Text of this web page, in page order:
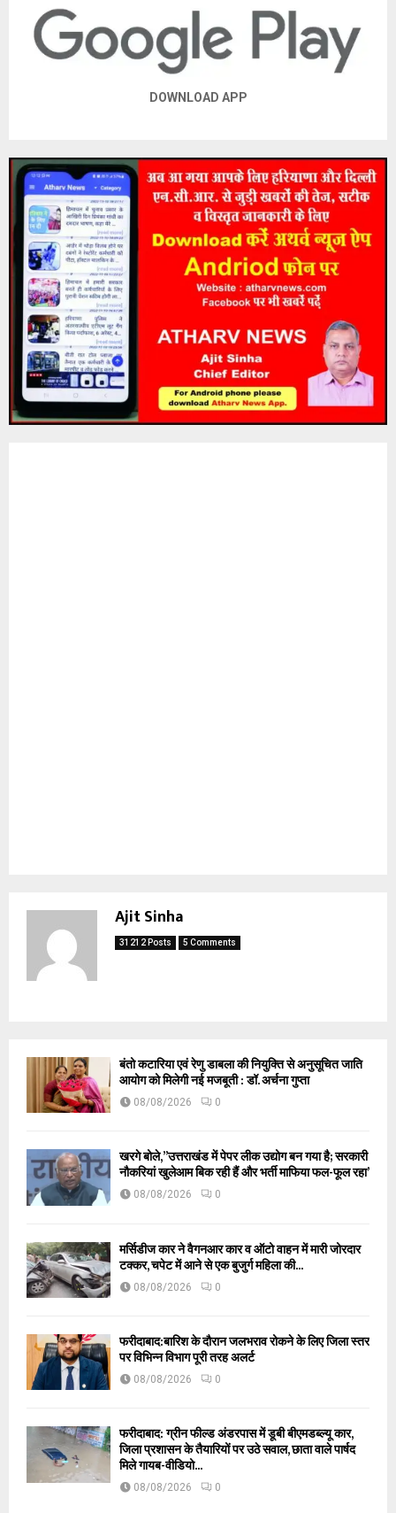
DOWNLOAD APP
Ajit Sinha
31212 Posts 5 Comments
बंतो कटारिया एवं रेणु डाबला की नियुक्ति से अनुसूचित जाति
आयोग को मिलेगी नई मजबूती : डॉ. अर्चना गुप्ता
08/08/2026 0
खरगे बोले,”उत्तराखंड में पेपर लीक उद्योग बन गया है; सरकारी
नौकरियां खुलेआम बिक रही हैं और भर्ती माफिया फल-फूल रहा’
08/08/2026 0
मर्सिडीज कार ने वैगनआर कार व ऑटो वाहन में मारी जोरदार
टक्कर, चपेट में आने से एक बुजुर्ग महिला की...
08/08/2026 0
फरीदाबाद:बारिश के दौरान जलभराव रोकने के लिए जिला स्तर
पर विभिन्न विभाग पूरी तरह अलर्ट
08/08/2026 0
फरीदाबाद: ग्रीन फील्ड अंडरपास में डूबी बीएमडब्ल्यू कार,
जिला प्रशासन के तैयारियों पर उठे सवाल, छाता वाले पार्षद
मिले गायब-वीडियो...
08/08/2026 0